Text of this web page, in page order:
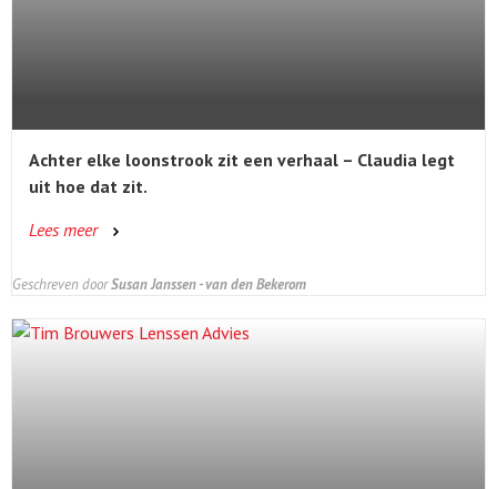
Achter elke loonstrook zit een verhaal – Claudia legt
uit hoe dat zit.
Lees meer
Geschreven doorSusan Janssen - van den Bekerom